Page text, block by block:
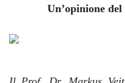
Un’opinione del